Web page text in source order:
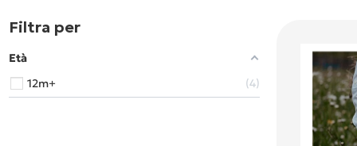
Filtra per
Età
12m+
4